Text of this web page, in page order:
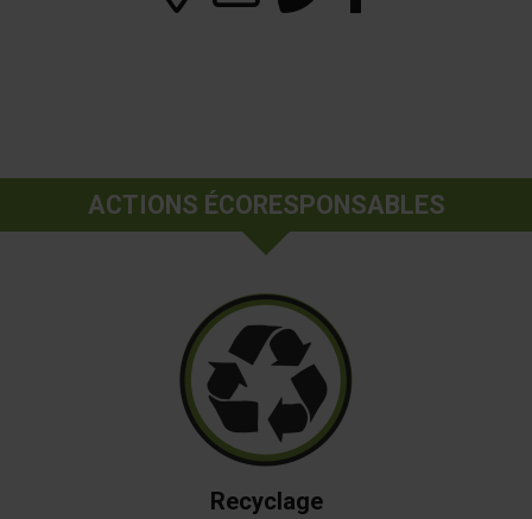
ACTIONS ÉCORESPONSABLES
Recyclage